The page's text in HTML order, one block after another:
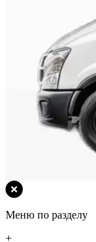
Меню по разделу
+